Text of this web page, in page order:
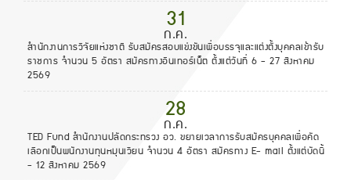
31
ก.ค.
สำนักงานการวิจัยแห่งชาติ รับสมัครสอบแข่งขันเพื่อบรรจุและแต่งตั้งบุคคลเข้ารับ
ราชการ จำนวน 5 อัตรา สมัครทางอินเทอร์เน็ต ตั้งแต่วันที่ 6 - 27 สิงหาคม
2569
28
ก.ค.
TED Fund สำนักงานปลัดกระทรวง อว. ขยายเวลาการรับสมัครบุคคลเพื่อคัด
เลือกเป็นพนักงานทุนหมุนเวียน จำนวน 4 อัตรา สมัครทาง E- mail ตั้งแต่บัดนี้
- 12 สิงหาคม 2569